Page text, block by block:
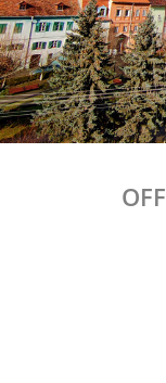
OFF